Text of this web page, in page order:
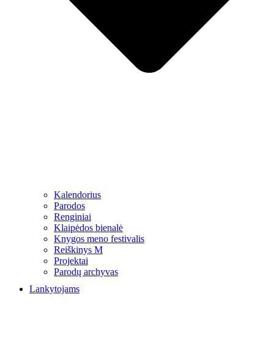
Kalendorius
Parodos
Renginiai
Klaipėdos bienalė
Knygos meno festivalis
Reiškinys M
Projektai
Parodų archyvas
Lankytojams